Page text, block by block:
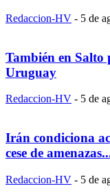
Redaccion-HV - 5 de
También en Salto
Uruguay
Redaccion-HV - 5 de
Irán condiciona
cese de
Redaccion-HV - 5 de